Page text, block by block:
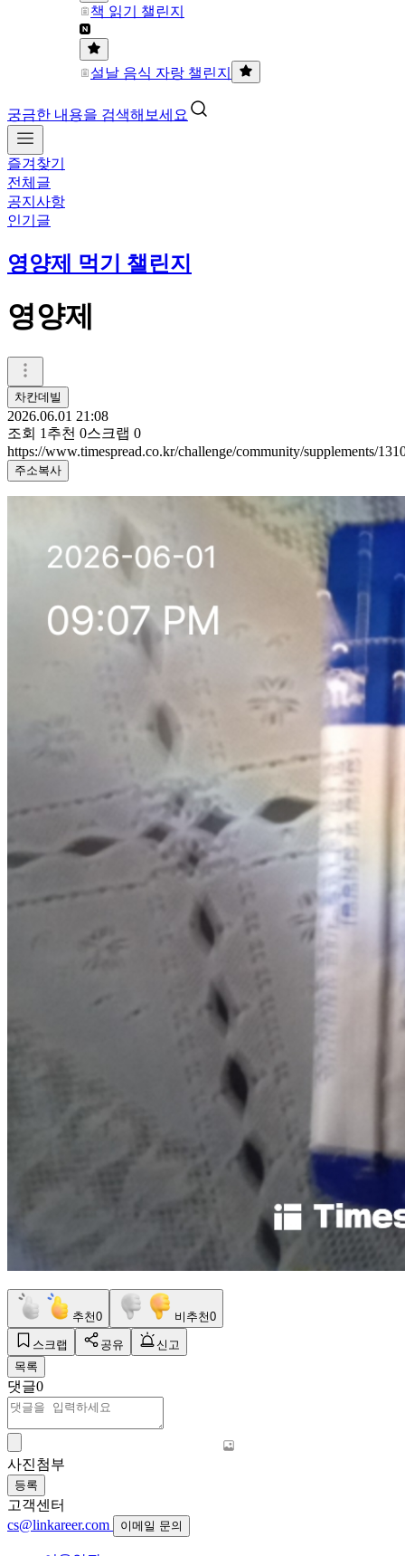
책 읽기 챌린지
설날 음식 자랑 챌린지
궁금한 내용을 검색해보세요
즐겨찾기
전체글
공지사항
인기글
영양제 먹기 챌린지
영양제
차칸데빌
2026.06.01 21:08
조회 1 추천 0스크랩 0
https://www.timespread.co.kr/challenge/community/supplements/
주소복사
추천0 비추천0
스크랩 공유
신고
목록
댓글0
사진첨부
등록
고객센터
cs@linkareer.com
이메일 문의